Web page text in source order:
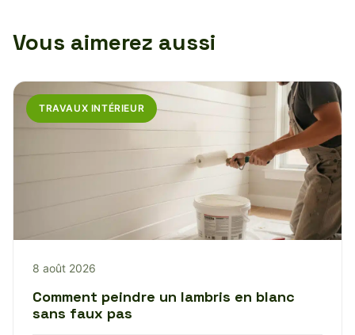
Vous aimerez aussi
TRAVAUX INTÉRIEUR
8 août 2026
Comment peindre un lambris en blanc
sans faux pas